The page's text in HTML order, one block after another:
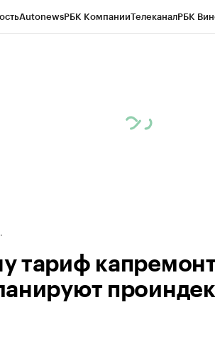
AutonewsРБК КомпанииТелеканалРБК
тариф